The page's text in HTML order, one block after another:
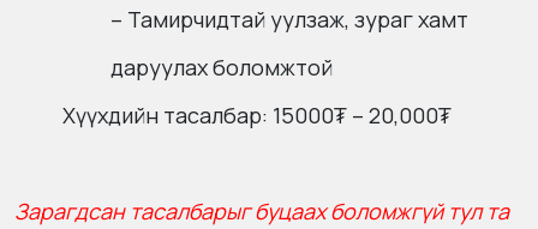
– Тамирчидтай уулзаж, зураг хамт
даруулах боломжтой
Хүүхдийн тасалбар: 15000₮ – 20,000₮
Зарагдсан тасалбарыг буцаах боломжгүй тул та